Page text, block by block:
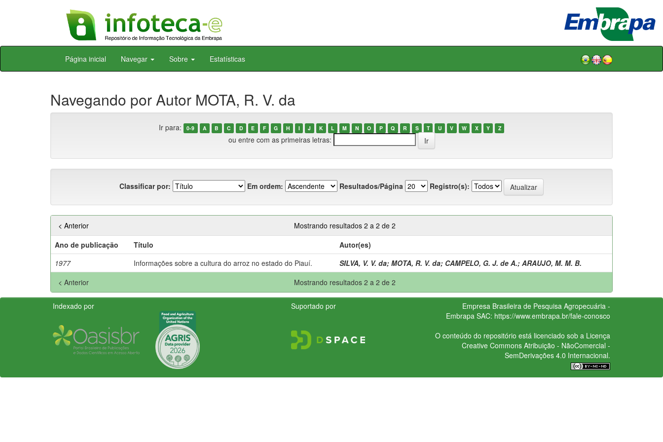
Skip
Página inicial Navegar Sobre Estatísticas
Navegando por Autor MOTA, R. V. da
Ir para: 0-9 A B C D E F G H I J K L M N O P Q R S T U V W X Y Z
ou entre com as primeiras letras:
Classificar por: Em ordem: Resultados/Página Registro(s):
Mostrando resultados 2 a 2 de 2
< Anterior
Ano de publicação
Título
Autor(es)
1977
Informações sobre a cultura do arroz no estado do Piauí. SILVA, V. V. da; MOTA, R. V. da; CAMPELO, G. J. de A.; ARAUJO, M. M. B.
Mostrando resultados 2 a 2 de 2
< Anterior
Indexado por Suportado por
Empresa Brasileira de Pesquisa Agropecuária -
Embrapa SAC: https://www.embrapa.br/fale-conosco
O conteúdo do repositório está licenciado sob a Licença
Creative CommonsAtribuição - NãoComercial -
SemDerivações 4.0 Internacional.